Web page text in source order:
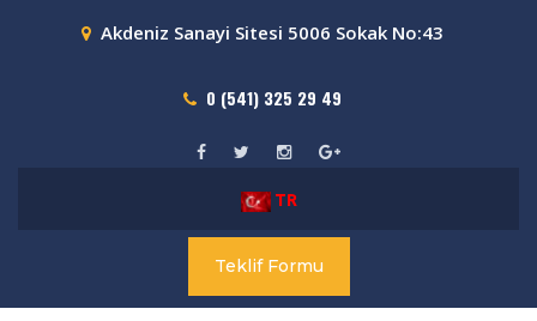
Akdeniz Sanayi Sitesi 5006 Sokak No:43
0 (541) 325 29 49
TR
Teklif Formu